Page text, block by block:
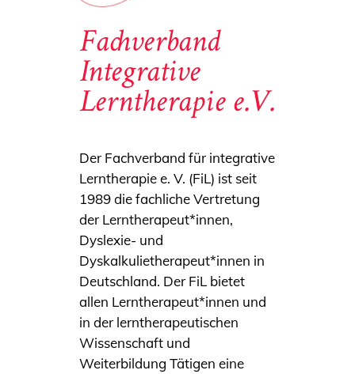
Fachverband
Integrative
Lerntherapie e.V.
Der Fachverband für integrative
Lerntherapie e. V. (FiL) ist seit
1989 die fachliche Vertretung
der Lerntherapeut*innen,
Dyslexie- und
Dyskalkulietherapeut*innen in
Deutschland. Der FiL bietet
allen Lerntherapeut*innen und
in der lerntherapeutischen
Wissenschaft und
Weiterbildung Tätigen eine